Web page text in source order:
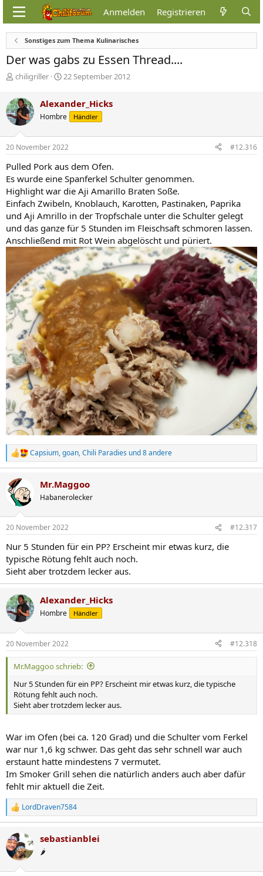
Anmelden Registrieren
Sonstiges zum Thema Kulinarisches
Der was gabs zu Essen Thread....
E
s
t
e
l
l
e
chiligriller
E
t
e
l
t
m
22 September 2012
Alexander_Hicks
Hombre Händler
20 November 2022 #12.316
Pulled Pork aus dem Ofen.
Es wurde eine Spanferkel Schulter genommen.
Highlight war die Aji Amarillo Braten Soße.
Einfach Zwibeln, Knoblauch, Karotten, Pastinaken, Paprika
und Aji Amrillo in der Tropfschale unter die Schulter gelegt
und das ganze für 5 Stunden im Fleischsaft schmoren lassen.
Anschließend mit Rot Wein abgelöscht und püriert.
R
e
k
t
e
:
Capsium,goan,Chili Paradies und 8 andere
Mr.Maggoo
Habanerolecker
20 November 2022 #12.317
Nur 5 Stunden für ein PP? Erscheint mir etwas kurz, die
typische Rötung fehlt auch noch.
Sieht aber trotzdem lecker aus.
Alexander_Hicks
Hombre Händler
20 November 2022 #12.318
Mr.Maggoo schrieb:
Nur 5 Stunden für ein PP? Erscheint mir etwas kurz, die typische
Rötung fehlt auch noch.
Sieht aber trotzdem lecker aus.
War im Ofen (bei ca. 120 Grad) und die Schulter vom Ferkel
war nur 1,6 kg schwer. Das geht das sehr schnell war auch
erstaunt hatte mindestens 7 vermutet.
Im Smoker Grill sehen die natürlich anders auch aber dafür
fehlt mir aktuell die Zeit.
R
e
k
t
i
LordDraven7584
sebastianblei
🌶️